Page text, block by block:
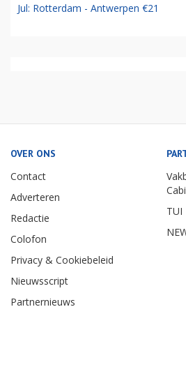
Jul: Rotterdam - Antwerpen €21
OVER ONS
Contact
Adverteren
Redactie
Colofon
Privacy & Cookiebeleid
Nieuwsscript
Partnernieuws
TUI